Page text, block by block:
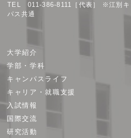
TEL 011-386-8111［代表］ ※江別キ
パス共通
ト
プ
大学紹介
学部・学科
キャンパスライフ
キャリア・就職支援
入試情報
国際交流
研究活動